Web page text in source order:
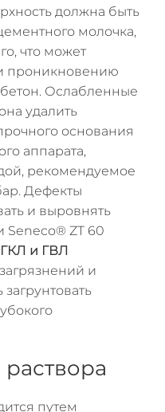
должна быть
молочка,
что может
проникновению
Ослабленные
удалить
основания
аппарата,
рекомендуемое
Дефекты
и выровнять
Seneco® ZT 60
ГКЛ и ГВЛ
и
путем